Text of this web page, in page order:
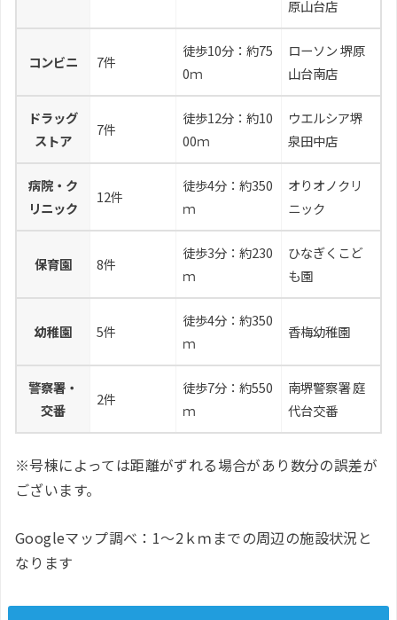
原山台店
コンビニ 7件
徒歩10分：約75
0ｍ
ローソン 堺原
山台南店
ドラッグ
ストア
7件
徒歩12分：約10
00ｍ
ウエルシア堺
泉田中店
病院・ク
リニック
12件
徒歩4分：約350
ｍ
オりオノクリ
ニック
保育園 8件
徒歩3分：約230
ｍ
ひなぎくこど
も園
幼稚園 5件
徒歩4分：約350
ｍ
香梅幼稚園
警察署・
交番
2件
徒歩7分：約550
ｍ
南堺警察署 庭
代台交番
※号棟によっては距離がずれる場合があり数分の誤差が
ございます。
Googleマップ調べ：1～2ｋｍまでの周辺の施設状況と
なります